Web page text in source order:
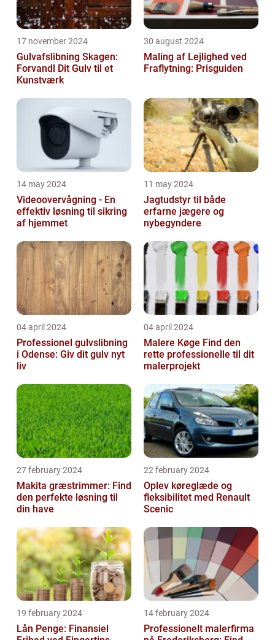
17 november 2024
Gulvafslibning Skagen:
Forvandl Dit Gulv til et
Kunstværk
30 august 2024
Maling af Lejlighed ved
Fraflytning: Prisguiden
14 may 2024
Videoovervågning - En
effektiv løsning til sikring
af hjemmet
11 may 2024
Jagtudstyr til både
erfarne jægere og
nybegyndere
04 april 2024
Professionel gulvslibning
i Odense: Giv dit gulv nyt
liv
04 april 2024
Malere Køge Find den
rette professionelle til dit
malerprojekt
27 february 2024
Makita græstrimmer: Find
den perfekte løsning til
din have
22 february 2024
Oplev køreglæde og
fleksibilitet med Renault
Scenic
19 february 2024
Lån Penge: Finansiel
14 february 2024
Professionelt malerfirma